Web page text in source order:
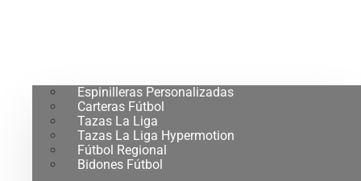
Espinilleras Personalizadas
Carteras Fútbol
Tazas La Liga
Tazas La Liga Hypermotion
Fútbol Regional
Bidones Fútbol